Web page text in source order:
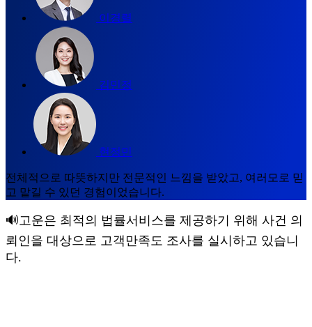
이경렬
김민정
현정민
전체적으로 따뜻하지만 전문적인 느낌을 받았고, 여러모로 믿
고 맡길 수 있던 경험이었습니다.
🔊고운은 최적의 법률서비스를 제공하기 위해 사건 의
뢰인을 대상으로 고객만족도 조사를 실시하고 있습니
다.